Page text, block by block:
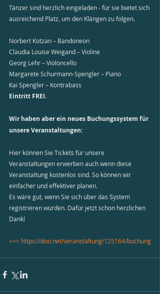
Tänzer sind herzlich eingeladen - für sie bietet sich
ausreichend Platz, um den Klängen zu folgen.
Norbert Kotzan – Bandoneon
Claudia Louise Weigand – Violine
Georg Lehr – Violoncello
Margarete Schurmann-Spengler – Piano
Kai Spengler – Kontrabass
Eintritt FREI.
Wir haben aber ein neues Buchungssystem für
unsere Veranstaltungen:
Hier können Sie Tickets für unsere
Veranstaltungen erwerben auch wenn diese
Veranstaltung kostenlos sind. So können wir
einfacher und effektiver planen.
Es wäre gut, wenn Sie sich über das System
registrieren würden. Dafür jetzt schon herzlichen
Dank!
>>> https://doo.net/veranstaltung/125164/buchung